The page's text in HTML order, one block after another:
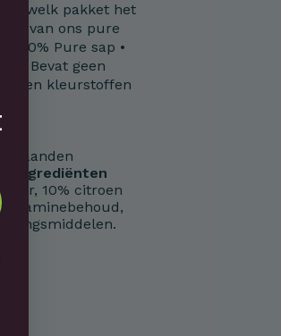
welk pakket het
van ons pure
100% Pure sap •
• Bevat geen
en kleurstoffen
maanden
ingrediënten
10% citroen
vitaminebehoud,